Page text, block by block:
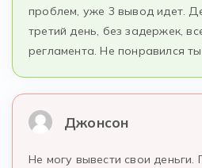
проблем, уже 3 вывод идет.
третий день, без задержек,
регламента. Не понравился
Джонсон
Не могу вывести свои